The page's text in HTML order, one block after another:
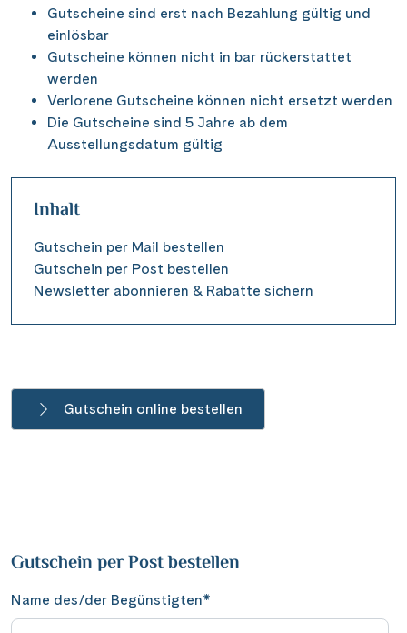
Gutscheine sind erst nach Bezahlung gültig und
einlösbar
Gutscheine können nicht in bar rückerstattet
werden
Verlorene Gutscheine können nicht ersetzt werden
Die Gutscheine sind 5 Jahre ab dem
Ausstellungsdatum gültig
Inhalt
Gutschein per Mail bestellen
Gutschein per Post bestellen
Newsletter abonnieren & Rabatte sichern
Gutschein online bestellen
Gutschein per Post bestellen
Name des/der Begünstigten*
Schlögener Schlinge
St. Georgs-Arm(2)
Stift Melk(10)
Wasserstrassenkreuz Magdeburg(2)
Strasbourg(1)
Stuttgart(2)
Tulcea(1)
Valence(1)
Wien(2)
Würzburg(1)